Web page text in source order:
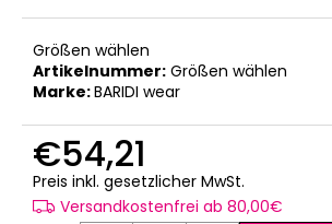
Größen wählen
Artikelnummer: Größen wählen
Marke:BARIDI wear
€54,21
Preis inkl. gesetzlicher MwSt.
Versandkostenfrei ab 80,00€